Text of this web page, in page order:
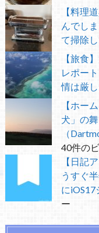
【料理
んでし
て掃除し
【旅食
レポー
情は厳し
【ホー
犬」の
（
40件の
【日記
うすぐ
に
ー